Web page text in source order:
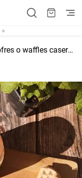
Receta de gofres o waffles caseros